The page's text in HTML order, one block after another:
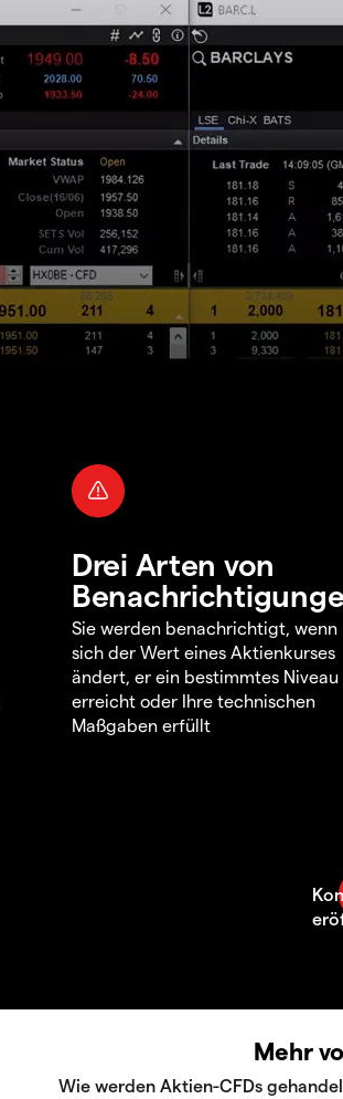
Drei Arten von
Sie werden benachrichtigt, wenn
sich der Wert eines Aktienkurses
ändert, er ein bestimmtes Niveau
erreicht oder Ihre technischen
Maßgaben erfüllt
Mehr